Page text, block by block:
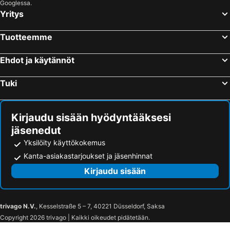
DoubleTree by Hilton Tokyo Ariake
remm Hibiya
Hotel New Otani Tokyo Garden Tower
hotel MONday Premium 豊洲
Kadoya Hotel
Hotel Kabuki
Shinjuku Prince Hotel
Hotel Century Southern Tower
HOTEL MYSTAYS Nishi Shinjuku
Tokyu Stay Shinjuku
APA Hotel Shinjuku Kabukicho Chuo
Nishitetsu Inn Shinjuku
HOTEL LiVEMAX Akasaka
Anshin Oyado Premier Shinbashi Shiodome
Sotetsu Grand Fresa Tokyo-Bay Ariake
HOTEL LiVEMAX Asakusa Sky Front
Hotel Okura Tokyo Bay
Akasaka Yoko Hotel
Grand Central Hotel
Kichijoji Station
Nozawa Onsen Ski Resort
Ebisu Station
Akasaka Metro Station
Akihabara Metro Station
Hamamatsucho station
Chiyoda
Haneda Airport Terminal 1 Station
Gora hot spring
Shinbashi Station
Shinjuku Sanchōme Metro Station
Nakameguro Station
Meguro
Zenrosai Hall Space Zero
Shinjukusanchome Station
Kabukicho
NS Event Hall
Tokyo Metropolitan Government
NTT Docomo Yoyogi Building
Yoyogi Station
Nishi-Shinjuku Metro Station
Googlessa.
Yritys
Tuotteemme
Ehdot ja käytännöt
Tuki
Kirjaudu sisään hyödyntääksesi
jäsenedut
Yksilöity käyttökokemus
Kanta-asiakastarjoukset ja jäsenhinnat
Kirjaudu sisään
trivago N.V., Kesselstraße 5 – 7, 40221 Düsseldorf, Saksa
Copyright 2026 trivago | Kaikki oikeudet pidätetään.